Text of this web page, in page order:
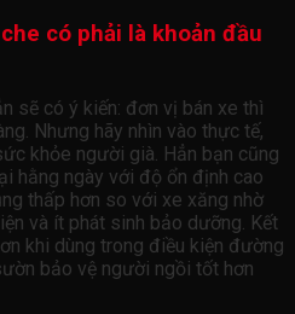
có phải là khoản đầu
sẽ có ý kiến: đơn vị bán xe thì
Nhưng hãy nhìn vào thực tế,
khỏe người già. Hẳn bạn cũng
hằng ngày với độ ổn định cao
thấp hơn so với xe xăng nhờ
và ít phát sinh bảo dưỡng. Kết
khi dùng trong điều kiện đường
bảo vệ người ngồi tốt hơn